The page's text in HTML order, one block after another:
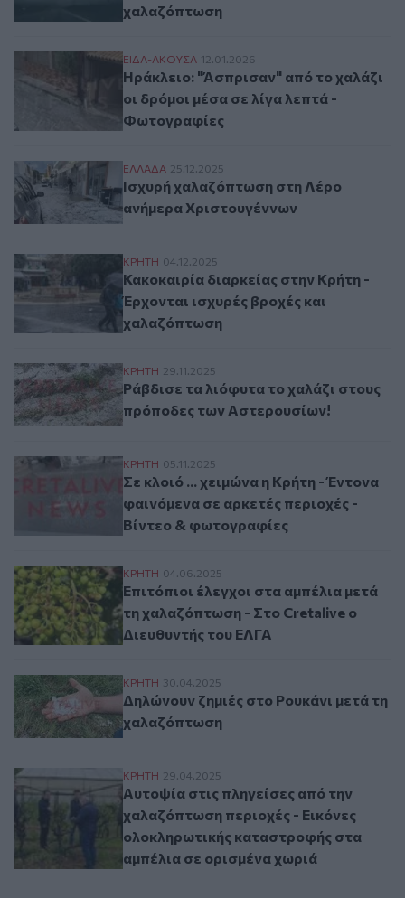
χαλαζόπτωση
Ηράκλειο: "Άσπρισαν" από το χαλάζι οι
ΕΙΔΑ-ΑΚΟΥΣΑ 12.01.2026
Ηράκλειο: "Άσπρισαν" από το χαλάζι
οι δρόμοι μέσα σε λίγα λεπτά -
Φωτογραφίες
Ισχυρή χαλαζόπτωση στη Λέρο ανήμερα
ΕΛΛAΔΑ 25.12.2025
Ισχυρή χαλαζόπτωση στη Λέρο
ανήμερα Χριστουγέννων
Κακοκαιρία διαρκείας στην Κρήτη -
ΚΡΗΤΗ 04.12.2025
Κακοκαιρία διαρκείας στην Κρήτη -
Έρχονται ισχυρές βροχές και
χαλαζόπτωση
Ράβδισε τα λιόφυτα το χαλάζι στους
ΚΡΗΤΗ 29.11.2025
Ράβδισε τα λιόφυτα το χαλάζι στους
πρόποδες των Αστερουσίων!
Σε κλοιό ... χειμώνα η Κρήτη - Έντονα
ΚΡΗΤΗ 05.11.2025
Σε κλοιό ... χειμώνα η Κρήτη - Έντονα
φαινόμενα σε αρκετές περιοχές -
Βίντεο & φωτογραφίες
Επιτόπιοι έλεγχοι στα αμπέλια μετά τη
ΚΡΗΤΗ 04.06.2025
Επιτόπιοι έλεγχοι στα αμπέλια μετά
τη χαλαζόπτωση - Στο Cretalive ο
Διευθυντής του ΕΛΓΑ
Δηλώνουν ζημιές στο Ρουκάνι μετά τη
ΚΡΗΤΗ 30.04.2025
Δηλώνουν ζημιές στο Ρουκάνι μετά τη
χαλαζόπτωση
Αυτοψία στις πληγείσες από την
ΚΡΗΤΗ 29.04.2025
Αυτοψία στις πληγείσες από την
χαλαζόπτωση περιοχές - Εικόνες
ολοκληρωτικής καταστροφής στα
αμπέλια σε ορισμένα χωριά